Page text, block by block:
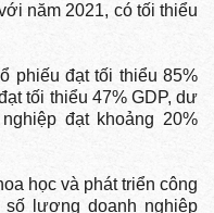
năm 2021, có tối thiểu
đạt tối thiểu 85%
tối thiểu 47% GDP, dư
đạt khoảng 20%
học và phát triển công
lượng doanh nghiệp